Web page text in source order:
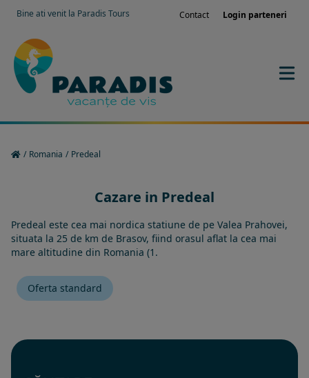
Bine ati venit la Paradis Tours Contact Login parteneri
/ Romania / Predeal
Cazare in Predeal
Predeal este cea mai nordica statiune de pe Valea Prahovei,
situata la 25 de km de Brasov, fiind orasul aflat la cea mai
mare altitudine din Romania (1.
Oferta standard